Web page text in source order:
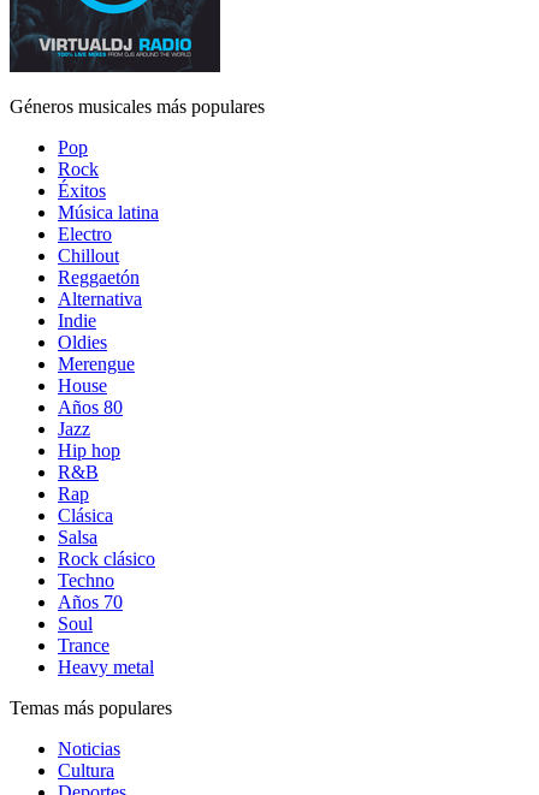
Géneros musicales más populares
Pop
Rock
Éxitos
Música latina
Electro
Chillout
Reggaetón
Alternativa
Indie
Oldies
Merengue
House
Años 80
Jazz
Hip hop
R&B
Rap
Clásica
Salsa
Rock clásico
Techno
Años 70
Soul
Trance
Heavy metal
Temas más populares
Noticias
Cultura